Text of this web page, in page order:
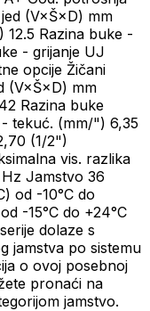
(V×Š×D) mm
Razina buke -
- grijanje UJ
opcije Žičani
(V×Š×D) mm
Razina buke
tekuć. (mm/") 6,35
(1/2")
vis. razlika
Jamstvo 36
od -10°C do
-15°C do +24°C
dolaze s
jamstva po sistemu
o ovoj posebnoj
pronaći na
jamstvo.